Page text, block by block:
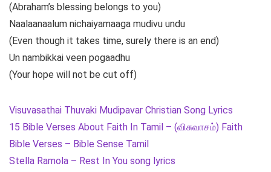
(Abraham’s blessing belongs to you)
Naalaanaalum nichaiyamaaga mudivu undu
(Even though it takes time, surely there is an end)
Un nambikkai veen pogaadhu
(Your hope will not be cut off)
Visuvasathai Thuvaki Mudipavar Christian Song Lyrics
15 Bible Verses About Faith In Tamil – (விசுவாசம்) Faith
Bible Verses – Bible Sense Tamil
Stella Ramola – Rest In You song lyrics